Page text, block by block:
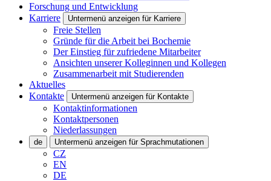
Forschung und Entwicklung
Karriere
Untermenü anzeigen für Karriere
Freie Stellen
Gründe für die Arbeit bei Bochemie
Der Einstieg für zufriedene Mitarbeiter
Ansichten unserer Kolleginnen und Kollegen
Zusammenarbeit mit Studierenden
Aktuelles
Kontakte
Untermenü anzeigen für Kontakte
Kontaktinformationen
Kontaktpersonen
Niederlassungen
de Untermenü anzeigen für Sprachmutationen
CZ
EN
DE